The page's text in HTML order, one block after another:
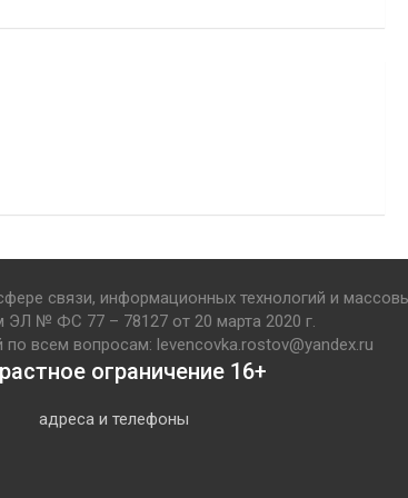
связи, информационных технологий и
ЭЛ № ФС 77 – 78127 от 20 марта 2020 г.
по всем вопросам: levencovka.rostov@yandex.ru
ограничение 16+
адреса и телефоны